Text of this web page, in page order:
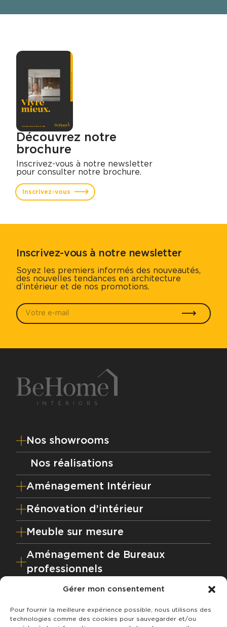
Gérer mon consentement
Pour fournir la meilleure expérience possible, nous utilisons des
technologies comme des cookies pour sauvegarder et/ou
Découvrez notre
brochure
Inscrivez-vous à notre newsletter
pour consulter notre brochure.
Inscrivez-vous
Inscrivez-vous à notre newsletter
Soyez les premiers informés des nouveautés,
des nouvelles tendances en architecture
d’intérieur et de nos promotions.
Votre e-mail
Envoyer
Nos showrooms
Nos réalisations
Aménagement Intérieur
Rénovation d’intérieur
Meuble sur mesure
Aménagement de Bureaux
professionnels
Votre projet en 4 étapes
NOS VALEURS